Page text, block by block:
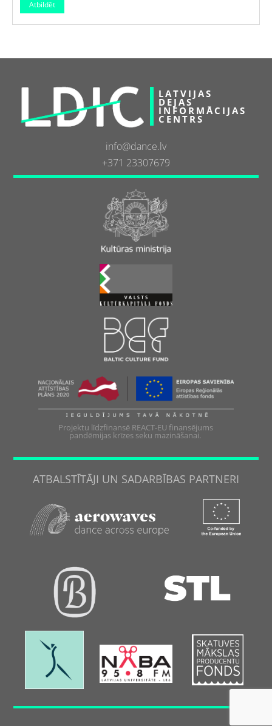
LATVIJAS
DEJAS
INFORMĀCIJAS
CENTRS
info@dance.lv
+371 23307679
Projektu līdzfinansē REACT-EU finansējums
pandēmijas krīzes seku mazināšanai.
ATBALSTĪTĀJI UN SADARBĪBAS PARTNERI